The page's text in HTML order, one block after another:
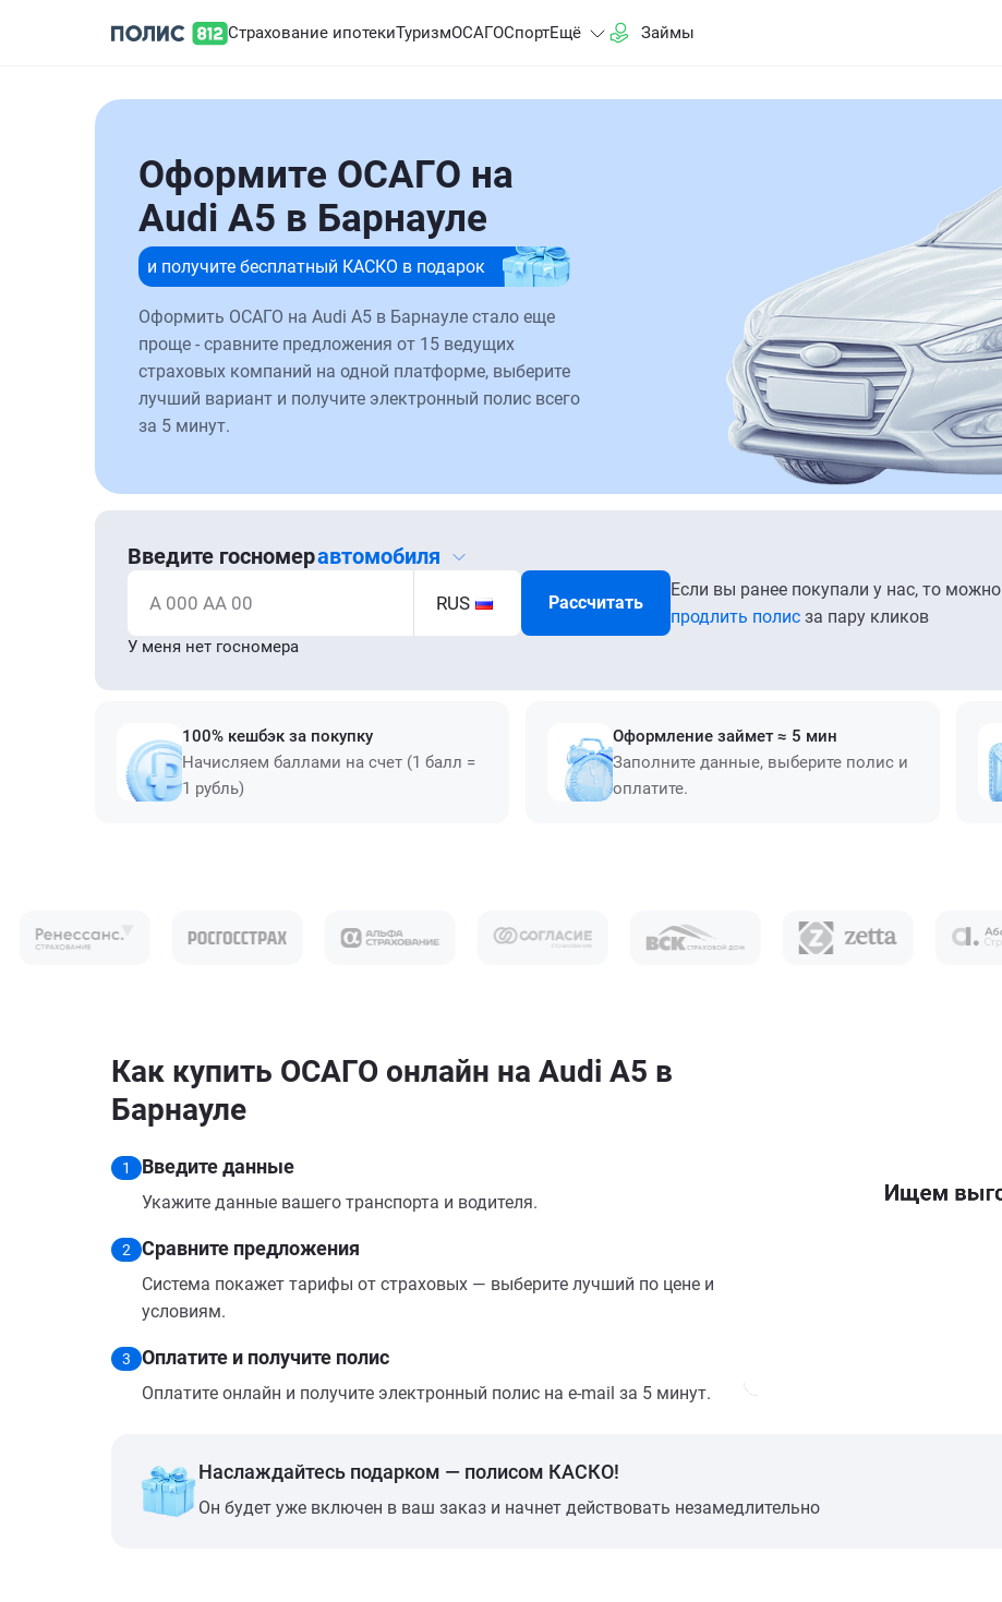
Страхование ипотекиТуризмОСАГОСпортЕщё Займы
Оформите ОСАГО на
Audi A5 в Барнауле
и получите бесплатный КАСКО в подарок
Оформить ОСАГО на Audi A5 в Барнауле стало еще
проще - сравните предложения от 15 ведущих
страховых компаний на одной платформе, выберите
лучший вариант и получите электронный полис всего
за 5 минут.
Введите госномеравтомобиля
А 000 АА 00 RUS Рассчитать
Если вы ранее покупали у нас, то можно
продлить полис за пару кликов
У меня нет госномера
100% кешбэк за покупку
Начисляем баллами на счет (1 балл =
1 рубль)
Оформление займет ≈ 5 мин
Заполните данные, выберите полис и
оплатите.
Как купить ОСАГО онлайн на Audi A5 в
Барнауле
1 Введите данные
Укажите данные вашего транспорта и водителя.
2 Сравните предложения
Система покажет тарифы от страховых — выберите лучший по цене и
условиям.
3 Оплатите и получите полис
Оплатите онлайн и получите электронный полис на e-mail за 5 минут.
Наслаждайтесь подарком — полисом КАСКО!
Он будет уже включен в ваш заказ и начнет действовать незамедлительно